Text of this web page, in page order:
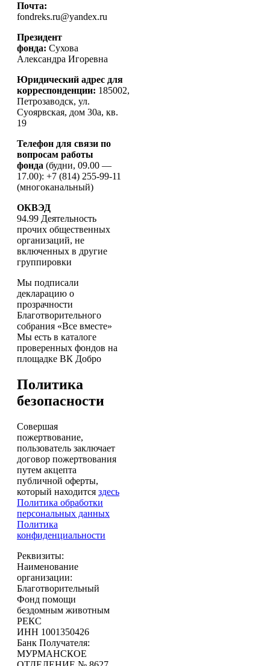
Почта:
fondreks.ru@yandex.ru
Президент
фонда: Сухова
Александра Игоревна
Юридический адрес для
корреспонденции: 185002,
Петрозаводск, ул.
Суоярвская, дом 30а, кв.
19
Телефон для связи по
вопросам работы
фонда (будни, 09.00 —
17.00): +7 (814) 255-99-11
(многоканальный)
ОКВЭД
94.99 Деятельность
прочих общественных
организаций, не
включенных в другие
группировки
Мы подписали
декларацию о
прозрачности
Благотворительного
собрания «Все вместе»
Мы есть в каталоге
проверенных фондов на
площадке ВК Добро
Политика
безопасности
Совершая
пожертвование,
пользователь заключает
договор пожертвования
путем акцепта
публичной оферты,
который находится здесь
Политика обработки
персональных данных
Политика
конфиденциальности
Реквизиты:
Наименование
организации:
Благотворительный
Фонд помощи
бездомным животным
РЕКС
ИНН 1001350426
Банк Получателя:
МУРМАНСКОЕ